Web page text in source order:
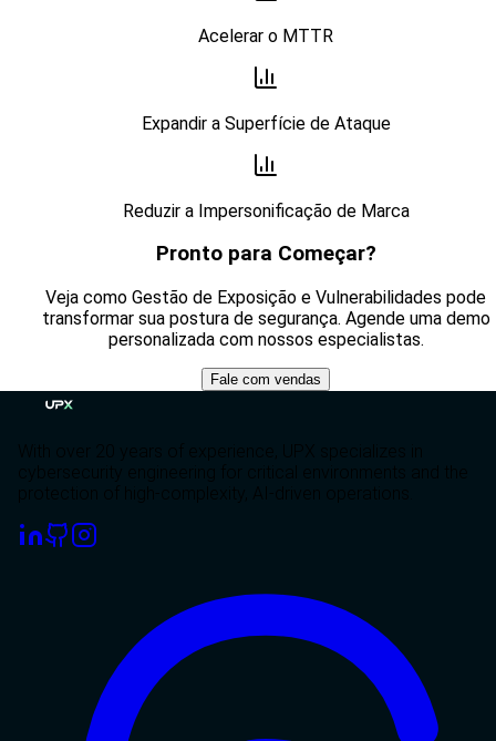
Acelerar o MTTR
Expandir a Superfície de Ataque
Reduzir a Impersonificação de Marca
Pronto para Começar?
Veja como Gestão de Exposição e Vulnerabilidades pode
transformar sua postura de segurança. Agende uma demo
personalizada com nossos especialistas.
Fale com vendas